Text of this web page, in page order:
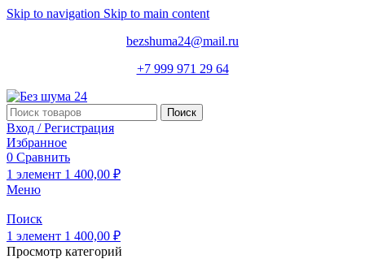
Skip to navigation Skip to main content
bezshuma24@mail.ru
+7 999 971 29 64
Поиск
Вход / Регистрация
Избранное
0 Сравнить
1 элемент 1 400,00 ₽
Меню
Поиск
1 элемент 1 400,00 ₽
Просмотр категорий